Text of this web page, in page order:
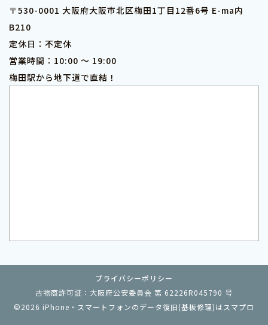
〒530-0001 大阪府大阪市北区梅田1丁目12番6号 E-ma内
B210
定休日：不定休
営業時間：10:00 ～ 19:00
梅田駅から地下道で直結！
プライバシーポリシー
古物商許可証：大阪府公安委員会 第 62226R045790 号
©2026 iPhone・スマートフォンのデータ復旧(基板修理)はスマプロ